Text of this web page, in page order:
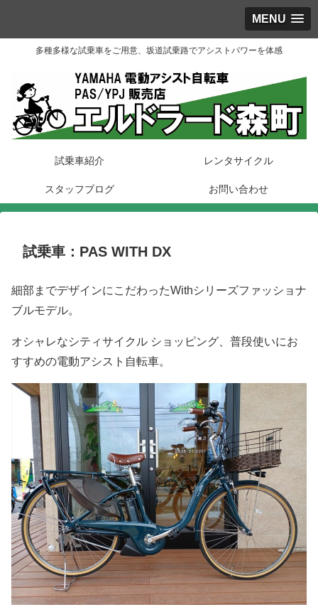
MENU
多種多様な試乗車をご用意、坂道試乗路でアシストパワーを体感
試乗車紹介 レンタサイクル
スタッフブログ お問い合わせ
試乗車：PAS WITH DX
細部までデザインにこだわったWithシリーズファッショナ
ブルモデル。
オシャレなシティサイクル ショッピング、普段使いにお
すすめの電動アシスト自転車。